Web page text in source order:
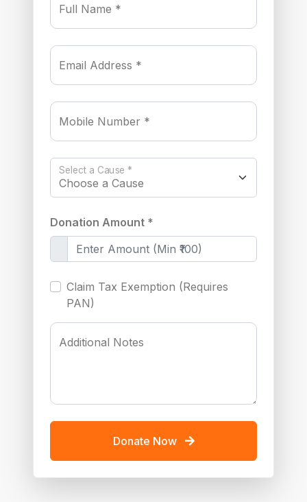
Full Name *
Email Address *
Mobile Number *
Select a Cause *
Donation Amount *
Claim Tax Exemption (Requires
PAN)
Additional Notes
Donate Now